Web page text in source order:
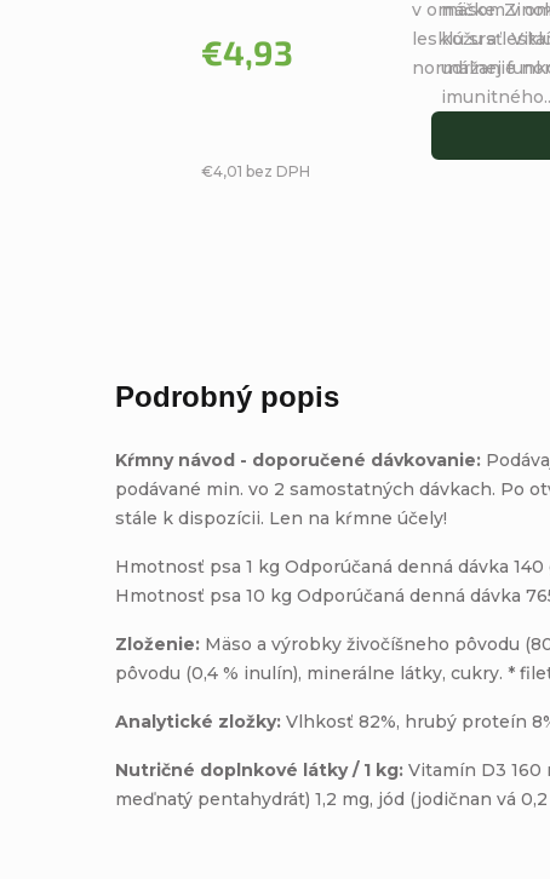
hviezdičiek.
€4,01 bez DPH
€4,93
v omáčke.
lesklú srsť.
normálnej
mäsom v
kožu a
udržanie
Podrobný popis
Kŕmny návod - doporučené dávkovanie:
podávané min. vo 2 samostatných dávkach. Po
stále k dispozícii. Len na kŕmne účely!
Hmotnosť psa 1 kg Odporúčaná denná dávka
Hmotnosť psa 10 kg Odporúčaná denná dávka
Zloženie: Mäso a výrobky živočíšneho pôvodu
pôvodu (0,4 % inulín), minerálne látky, cukry. *
Analytické zložky: Vlhkosť 82%, hrubý proteín
Nutričné doplnkové látky / 1 kg:Vitamín D3 160
meďnatý pentahydrát) 1,2 mg, jód (jodičnan vá